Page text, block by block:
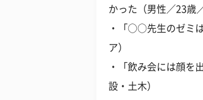
かった（男性／23歳
・「○○先生のゼミ
ア）
・「飲み会には顔を
設・土木）